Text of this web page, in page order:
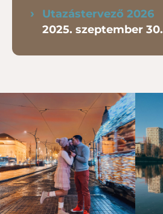
Utazástervező 2026
2025. szeptember 30.